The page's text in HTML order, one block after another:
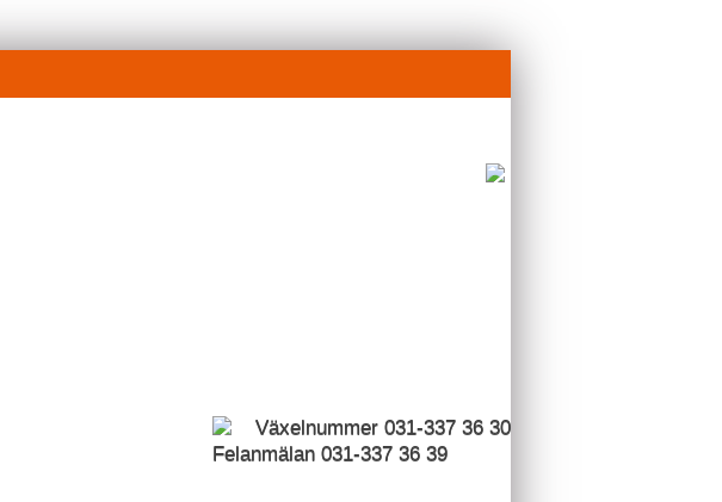
Växelnummer 031-337 36 30
Felanmälan 031-337 36 39